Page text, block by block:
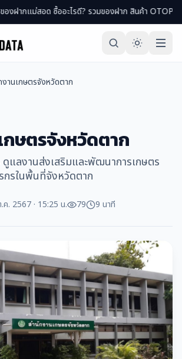
แม่สอด ซื้ออะไรดี? รวมของฝาก สินค้า OTOP ขึ้นชื่อ•
านเกษตรจังหวัดตาก
กษตรจังหวัดตาก
ดูแลงานส่งเสริมและพัฒนาการเกษตร
กรในพื้นที่จังหวัดตาก
ค. 2567 · 15:25 น. 79 9 นาที